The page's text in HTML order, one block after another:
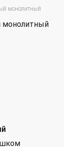
монолитный